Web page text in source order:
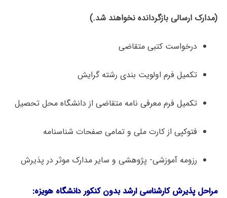
(مدارک ارسالی بازگردانده نخواهند شد.)
درخواست کتبی متقاضی
تکمیل فرم اولویت بندی رشته گرایش
تکمیل فرم معرفی نامه متقاضی از دانشگاه محل تحصیل
فتوکپی از کارت ملی و تمامی صفحات شناسنامه
رزومه آموزشی- پژوهشی و سایر مدارک موثر در پذیرش
مراحل پذیرشکارشناسی ارشد بدون کنکور دانشگاه هویزه: